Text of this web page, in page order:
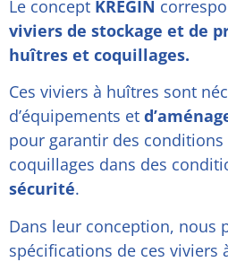
Le concept KREGIN
viviers de stockage et de
huîtres et coquillages.
Ces viviers à huîtres sont
d’équipements et
pour garantir des conditions
coquillages dans des
sécurité.
Dans leur conception, nous
spécifications de ces viviers